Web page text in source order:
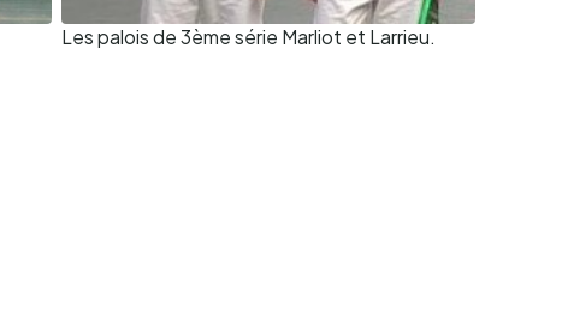
Les palois de 3ème série Marliot et Larrieu.